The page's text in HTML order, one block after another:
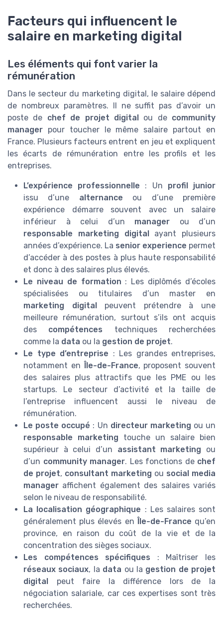
Facteurs qui influencent le
salaire en marketing digital
Les éléments qui font varier la
rémunération
Dans le secteur du marketing digital, le salaire dépend
de nombreux paramètres. Il ne suffit pas d’avoir un
poste de chef de projet digital ou de community
manager pour toucher le même salaire partout en
France. Plusieurs facteurs entrent en jeu et expliquent
les écarts de rémunération entre les profils et les
entreprises.
L’expérience professionnelle : Un profil junior
issu d’une alternance ou d’une première
expérience démarre souvent avec un salaire
inférieur à celui d’un manager ou d’un
responsable marketing digital
ayant plusieurs
années d’expérience. La senior experience permet
d’accéder à des postes à plus haute responsabilité
et donc à des salaires plus élevés.
Le niveau de formation : Les diplômés d’écoles
spécialisées ou titulaires d’un master en
marketing digital
peuvent prétendre à une
meilleure rémunération, surtout s’ils ont acquis
des compétences techniques recherchées
comme la data ou la gestion de projet.
Le type d’entreprise : Les grandes entreprises,
notamment en
Île-de-France, proposent souvent
des salaires plus attractifs que les PME ou les
startups. Le secteur d’activité et la taille de
l’entreprise influencent aussi le niveau de
rémunération.
Le poste occupé : Un directeur marketing ou un
responsable marketing touche un salaire bien
supérieur à celui d’un assistant marketing ou
d’un community manager. Les fonctions de chef
de projet, consultant marketing ou social media
manager affichent également des salaires variés
selon le niveau de responsabilité.
La localisation géographique : Les salaires sont
généralement plus élevés en
Île-de-France qu’en
province, en raison du coût de la vie et de la
concentration des sièges sociaux.
Les compétences spécifiques : Maîtriser les
réseaux sociaux, la data ou la gestion de projet
digital
peut faire la différence lors de la
négociation salariale, car ces expertises sont très
recherchées.